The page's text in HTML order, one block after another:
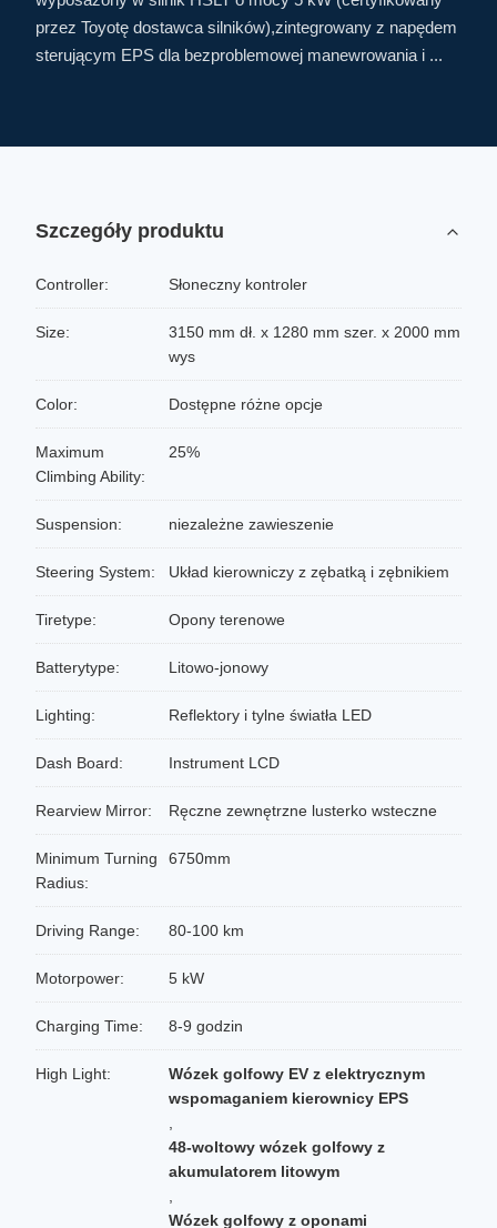
przez Toyotę dostawca silników),zintegrowany z napędem
sterującym EPS dla bezproblemowej manewrowania i ...
Szczegóły produktu
Controller: Słoneczny kontroler
Size:
3150 mm dł. x 1280 mm szer. x 2000 mm
wys
Color: Dostępne różne opcje
Maximum
Climbing Ability:
25%
Suspension: niezależne zawieszenie
Steering System: Układ kierowniczy z zębatką i zębnikiem
Tiretype: Opony terenowe
Batterytype: Litowo-jonowy
Lighting: Reflektory i tylne światła LED
Dash Board: Instrument LCD
Rearview Mirror: Ręczne zewnętrzne lusterko wsteczne
Minimum Turning
Radius:
6750mm
Driving Range: 80-100 km
Motorpower: 5 kW
Charging Time: 8-9 godzin
High Light:
Wózek golfowy EV z elektrycznym
wspomaganiem kierownicy EPS
48-woltowy wózek golfowy z
akumulatorem litowym
Wózek golfowy z oponami